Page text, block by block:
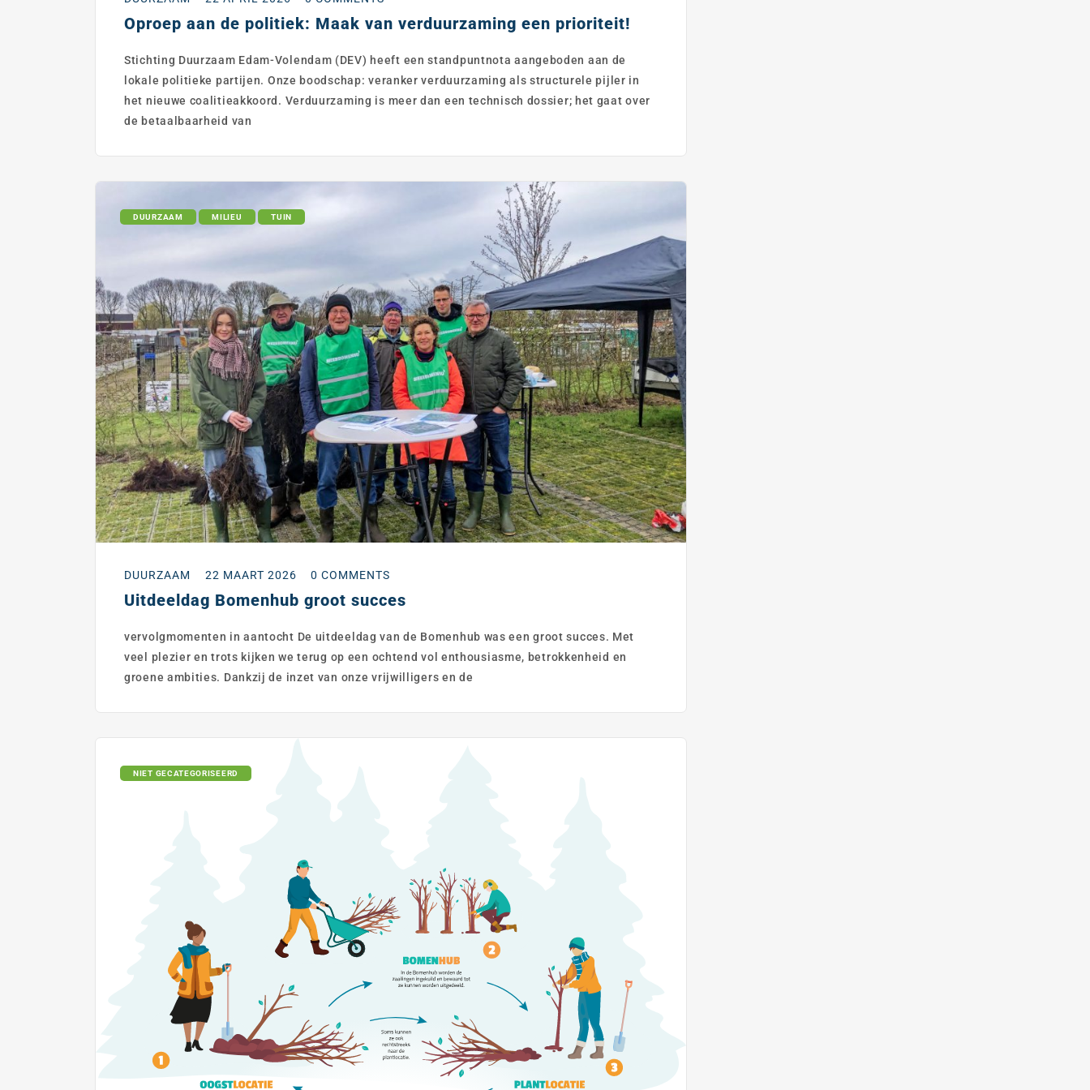
Oproep aan de politiek: Maak van verduurzaming een prioriteit!
Stichting Duurzaam Edam-Volendam (DEV) heeft een standpuntnota aangeboden aan de
lokale politieke partijen. Onze boodschap: veranker verduurzaming als structurele pijler in
het nieuwe coalitieakkoord. Verduurzaming is meer dan een technisch dossier; het gaat over
de betaalbaarheid van
DUURZAAM MILIEU TUIN
DUURZAAM 22 MAART 2026 0 COMMENTS
Uitdeeldag Bomenhub groot succes
vervolgmomenten in aantocht De uitdeeldag van de Bomenhub was een groot succes. Met
veel plezier en trots kijken we terug op een ochtend vol enthousiasme, betrokkenheid en
groene ambities. Dankzij de inzet van onze vrijwilligers en de
NIET GECATEGORISEERD